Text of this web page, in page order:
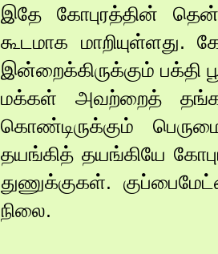
இதே கோபுரத்தின்
கூடமாக மாறியுள்ளது.
இன்றைக்கிருக்கும் பக்தி
மக்கள் அவற்றைத்
கொண்டிருக்கும்
தயங்கித் தயங்கியே
துணுக்குகள்.
நிலை.